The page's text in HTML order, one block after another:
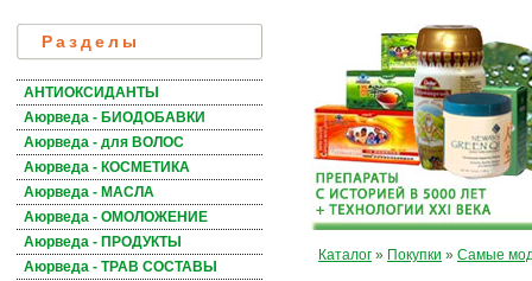
Разделы
АНТИОКСИДАНТЫ
Аюрведа - БИОДОБАВКИ
Аюрведа - для ВОЛОС
Аюрведа - КОСМЕТИКА
Аюрведа - МАСЛА
Аюрведа - ОМОЛОЖЕНИЕ
Аюрведа - ПРОДУКТЫ
Аюрведа - ТРАВ СОСТАВЫ
Каталог » Покупки » Самые